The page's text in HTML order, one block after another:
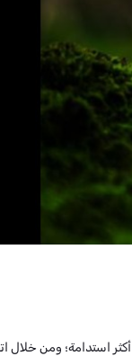
استدامة؛ ومن خلال